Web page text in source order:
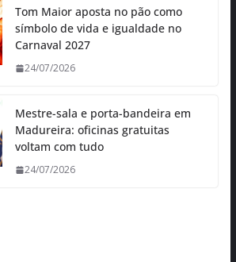
Tom Maior aposta no pão como
símbolo de vida e igualdade no
Carnaval 2027
24/07/2026
Mestre-sala e porta-bandeira em
Madureira: oficinas gratuitas
voltam com tudo
24/07/2026